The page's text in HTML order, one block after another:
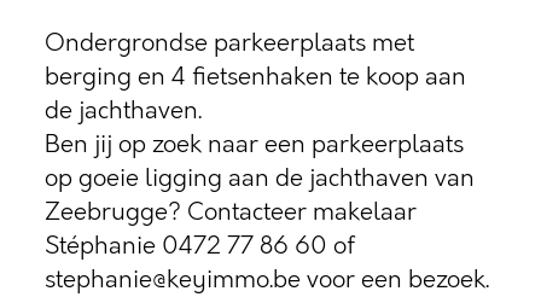
Ondergrondse parkeerplaats met
berging en 4 fietsenhaken te koop aan
de jachthaven.
Ben jij op zoek naar een parkeerplaats
op goeie ligging aan de jachthaven van
Zeebrugge? Contacteer makelaar
Stéphanie 0472 77 86 60 of
stephanie@keyimmo.be voor een bezoek.